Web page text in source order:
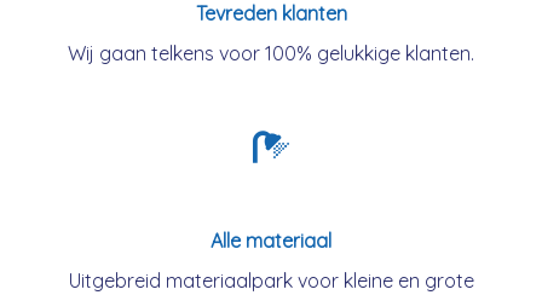
Tevreden klanten
Wij gaan telkens voor 100% gelukkige klanten.
Alle materiaal
Uitgebreid materiaalpark voor kleine en grote